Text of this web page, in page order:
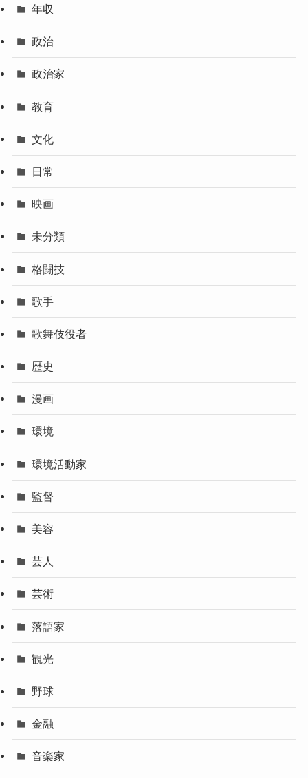
年収
政治
政治家
教育
文化
日常
映画
未分類
格闘技
歌手
歌舞伎役者
歴史
漫画
環境
環境活動家
監督
美容
芸人
芸術
落語家
観光
野球
金融
音楽家